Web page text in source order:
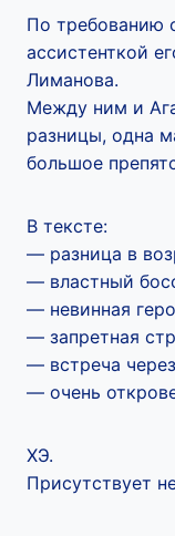
По требованию
ассистенткой
Лиманова.
Между ним и
разницы, одна
большое
В тексте:
— разница в
— властный
— невинная
— запретная
— встреча
— очень
ХЭ.
Присутствует